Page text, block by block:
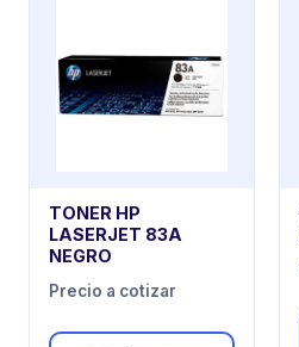
TONER HP
LASERJET 83A
NEGRO
Precio a cotizar